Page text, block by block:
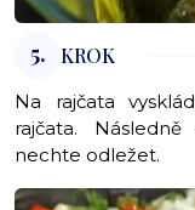
5. KROK
Na rajčata
rajčata.
nechte odležet.